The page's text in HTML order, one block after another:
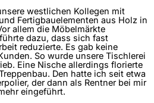
westlichen Kollegen mit
Fertigbauelementen aus Holz in
allem die Möbelmärkte
dazu, dass sich fast
reduzierte. Es gab keine
So wurde unsere Tischlerei
Eine Nische allerdings florierte
Den hatte ich seit etwa
der dann als Rentner bei mir
eingeführt.